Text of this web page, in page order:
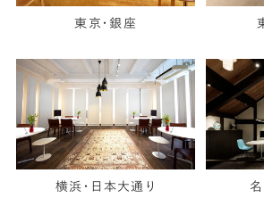
東京・銀座
横浜・日本大通り